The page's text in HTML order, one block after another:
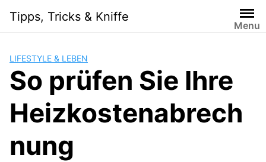
content
Tipps, Tricks & Kniffe
Menu
LIFESTYLE & LEBEN
So prüfen Sie Ihre
Heizkostenabrech
nung